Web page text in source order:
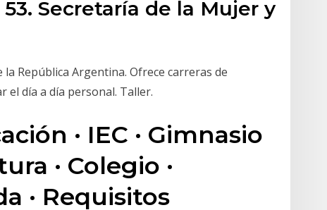
53. Secretaría de la Mujer y
República Argentina. Ofrece carreras de
el día a día personal. Taller.
· IEC · Gimnasio
· Colegio ·
· Requisitos